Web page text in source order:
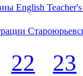
English Teacher's
22
23